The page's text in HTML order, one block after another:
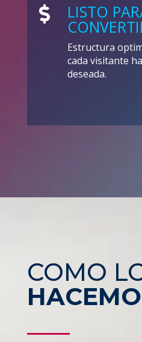
 LISTO
Estructura
cada visitante
deseada.
COMO